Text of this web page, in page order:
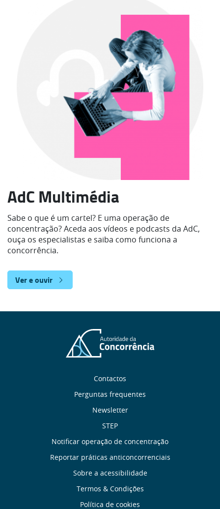
AdC Multimédia
Sabe o que é um cartel? E uma operação de
concentração? Aceda aos vídeos e podcasts da AdC,
ouça os especialistas e saiba como funciona a
concorrência.
Ver e ouvir
Contactos
Perguntas frequentes
Newsletter
STEP
Notificar operação de concentração
Reportar práticas anticoncorrenciais
Sobre a acessibilidade
Termos & Condições
Política de cookies